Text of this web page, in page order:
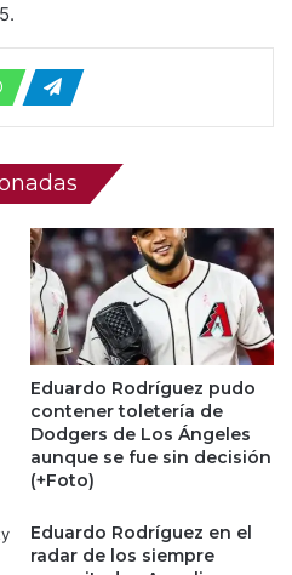
Eduardo Rodríguez pudo
contener toletería de
Dodgers de Los Ángeles
aunque se fue sin decisión
(+Foto)
Eduardo Rodríguez en el
radar de los siempre